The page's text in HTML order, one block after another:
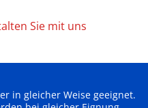
Sie mit uns
in gleicher Weise geeignet.